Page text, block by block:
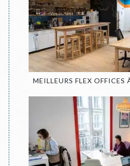
MEILLEURS FLEX OFFICES